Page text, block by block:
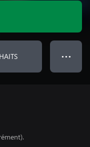
● ● ●